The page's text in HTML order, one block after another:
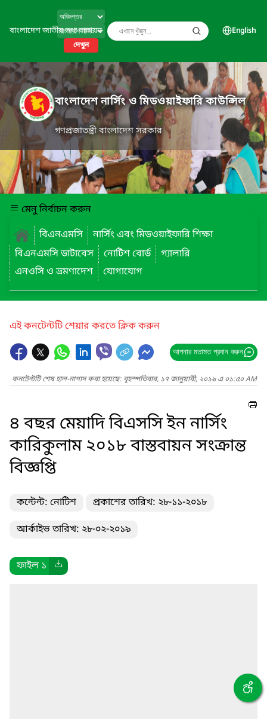
বাংলাদেশ জাতীয় তথ্য বাতায়ন
দেখুন
English
বাংলাদেশ নার্সিং ও মিডওয়াইফারি কাউন্সিল
গণপ্রজাতন্ত্রী বাংলাদেশ সরকার
মেনু নির্বাচন করুন
বিএনএমসি
নার্সিং এবং মিডওয়াইফারি শিক্ষা
বিএনএমসি ডাটাবেস
নোটিশ বোর্ড
গ্যালারি
এনওসি ও ভ্রমণাদেশ
যোগাযোগ
এই কনটেন্টটি শেয়ার করতে ক্লিক করুন
আপনার মতামত প্রদান করুন
কনটেন্টটি শেষ হাল-নাগাদ করা হয়েছে: বৃহস্পতিবার, ১৭ জানুয়ারী, ২০১৯ এ ০১:৫০ AM
৪ বছর মেয়াদি বিএসসি ইন নার্সিং
কারিকুলাম ২০১৮ বাস্তবায়ন সংক্রান্ত
বিজ্ঞপ্তি
কন্টেন্ট: নোটিশ প্রকাশের তারিখ: ২৮-১১-২০১৮
আর্কাইভ তারিখ: ২৮-০২-২০১৯
ফাইল ১